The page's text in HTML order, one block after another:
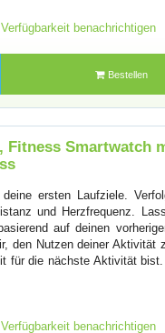
benachrichtigen
Bestellen
Fitness Smartwatch
ersten Laufziele.
und Herzfrequenz.
auf deinen
den Nutzen deiner Aktivität
für die nächste Aktivität
benachrichtigen